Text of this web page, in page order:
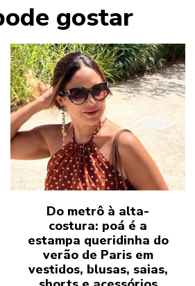
gostar
Do metrô à alta-
costura: poá é a
estampa queridinha do
verão de Paris em
vestidos, blusas, saias,